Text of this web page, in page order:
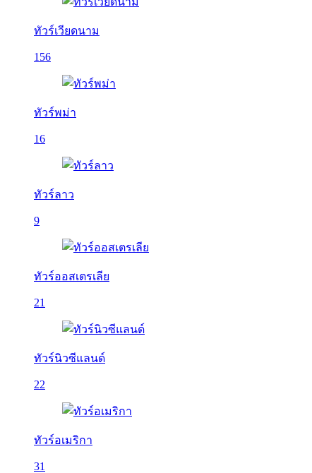
ทัวร์เวียดนาม
156
ทัวร์พม่า
16
ทัวร์ลาว
9
ทัวร์ออสเตรเลีย
21
ทัวร์นิวซีแลนด์
22
ทัวร์อเมริกา
31